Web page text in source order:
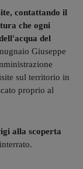
contattando il
che ogni
del
Giuseppe
sul territorio in
proprio al
alla scoperta